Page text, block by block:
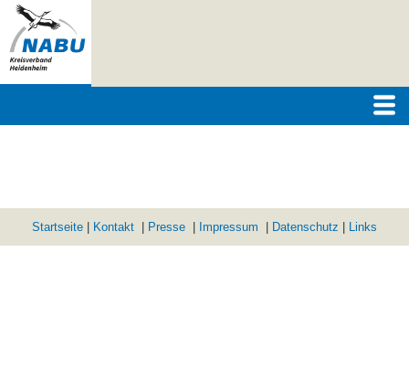
Startseite | Kontakt | Presse | Impressum | Datenschutz | Links